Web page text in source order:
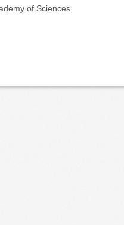
of Sciences